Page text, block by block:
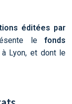
éditées par
lefonds
Lyon, et dont le